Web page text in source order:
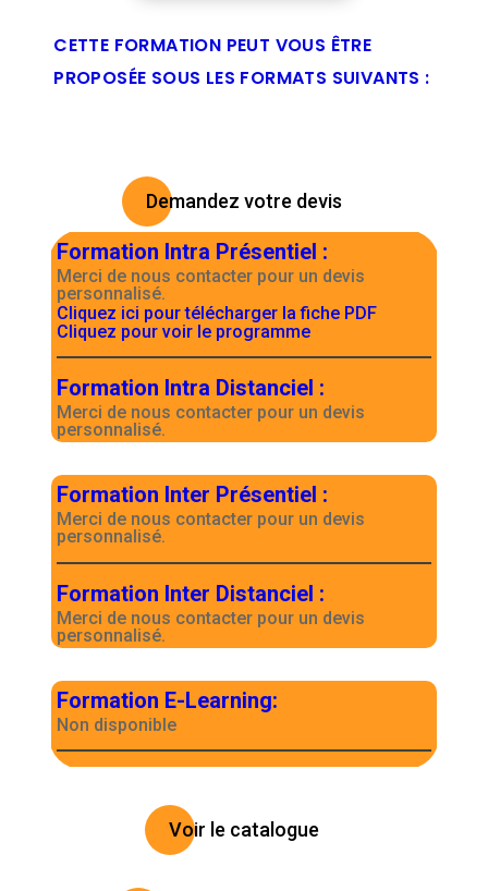
CETTE FORMATION PEUT VOUS ÊTRE
PROPOSÉE SOUS LES FORMATS SUIVANTS :
Demandez votre devis
Formation Intra Présentiel :
Merci de nous contacter pour un devis
personnalisé.
Cliquez ici pour télécharger la fiche PDF
Cliquez pour voir le programme
Formation Intra Distanciel :
Merci de nous contacter pour un devis
personnalisé.
Formation Inter Présentiel :
Merci de nous contacter pour un devis
personnalisé.
Formation Inter Distanciel :
Merci de nous contacter pour un devis
personnalisé.
Formation E-Learning:
Non disponible
Voir le catalogue